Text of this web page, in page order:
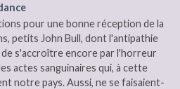
pour une bonne réception de la
petits John Bull, dont l'antipathie
de s'accroître encore par l'horreur
actes sanguinaires qui, à cette
notre pays. Aussi, ne se faisaient-